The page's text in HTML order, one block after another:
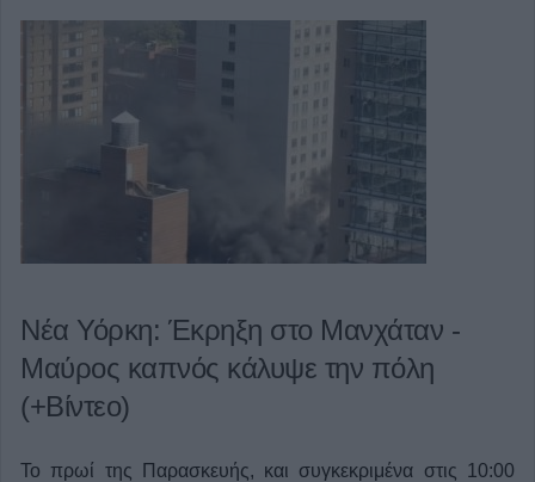
Νέα Υόρκη: Έκρηξη στο Μανχάταν -
Μαύρος καπνός κάλυψε την πόλη
(+Βίντεο)
Το πρωί της Παρασκευής, και συγκεκριμένα στις 10:00